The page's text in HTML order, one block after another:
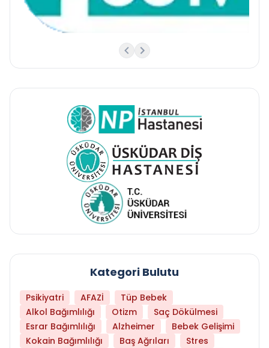
Kategori Bulutu
Psikiyatri AFAZİ
Tüp Bebek
Alkol Bağımlılığı
Otizm
Saç Dökülmesi
Esrar Bağımlılığı
Alzheimer
Bebek Gelişimi
Kokain Bağımlılığı
Baş Ağrıları
Stres